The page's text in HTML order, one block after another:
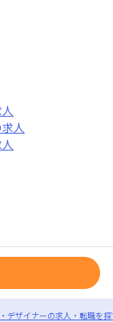
求人
デザイナーの求人・転職を